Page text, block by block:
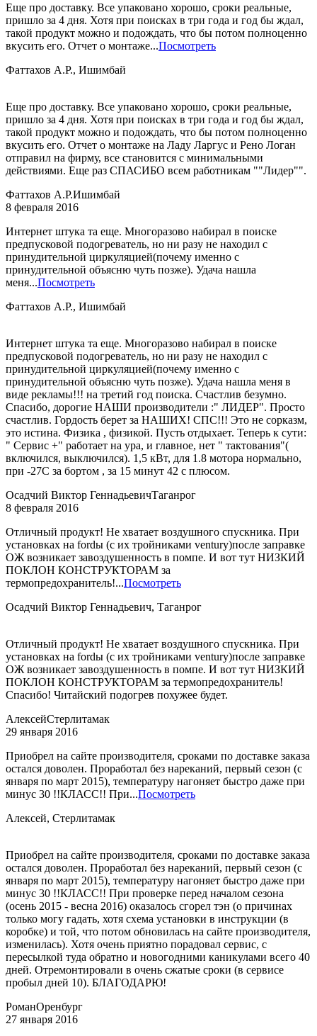
Еще про доставку. Все упаковано хорошо, сроки реальные,
пришло за 4 дня. Хотя при поисках в три года и год бы ждал,
такой продукт можно и подождать, что бы потом полноценно
вкусить его. Отчет о монтаже...Посмотреть
Фаттахов А.Р., Ишимбай
Еще про доставку. Все упаковано хорошо, сроки реальные,
пришло за 4 дня. Хотя при поисках в три года и год бы ждал,
такой продукт можно и подождать, что бы потом полноценно
вкусить его. Отчет о монтаже на Ладу Ларгус и Рено Логан
отправил на фирму, все становится с минимальными
действиями. Еще раз СПАСИБО всем работникам ""Лидер"".
Фаттахов А.Р.Ишимбай
8 февраля 2016
Интернет штука та еще. Многоразово набирал в поиске
предпусковой подогреватель, но ни разу не находил с
принудительной циркуляцией(почему именно с
принудительной объясню чуть позже). Удача нашла
меня...Посмотреть
Фаттахов А.Р., Ишимбай
Интернет штука та еще. Многоразово набирал в поиске
предпусковой подогреватель, но ни разу не находил с
принудительной циркуляцией(почему именно с
принудительной объясню чуть позже). Удача нашла меня в
виде рекламы!!! на третий год поиска. Счастлив безумно.
Спасибо, дорогие НАШИ производители :" ЛИДЕР". Просто
счастлив. Гордость берет за НАШИХ! СПС!!! Это не сорказм,
это истина. Физика , физикой. Пусть отдыхает. Теперь к сути:
" Сервис +" работает на ура, и главное, нет " тактования"(
включился, выключился). 1,5 кВт, для 1.8 мотора нормально,
при -27С за бортом , за 15 минут 42 с плюсом.
Осадчий Виктор ГеннадьевичТаганрог
8 февраля 2016
Отличный продукт! Не хватает воздушного спускника. При
установках на fordы (с их тройниками ventury)после заправке
ОЖ возникает завоздушенность в помпе. И вот тут НИЗКИЙ
ПОКЛОН КОНСТРУКТОРАМ за
термопредохранитель!...Посмотреть
Осадчий Виктор Геннадьевич, Таганрог
Отличный продукт! Не хватает воздушного спускника. При
установках на fordы (с их тройниками ventury)после заправке
ОЖ возникает завоздушенность в помпе. И вот тут НИЗКИЙ
ПОКЛОН КОНСТРУКТОРАМ за термопредохранитель!
Спасибо! Читайский подогрев похужее будет.
АлексейСтерлитамак
29 января 2016
Приобрел на сайте производителя, сроками по доставке заказа
остался доволен. Проработал без нареканий, первый сезон (с
января по март 2015), температуру нагоняет быстро даже при
минус 30 !!КЛАСС!! При...Посмотреть
Алексей, Стерлитамак
Приобрел на сайте производителя, сроками по доставке заказа
остался доволен. Проработал без нареканий, первый сезон (с
января по март 2015), температуру нагоняет быстро даже при
минус 30 !!КЛАСС!! При проверке перед началом сезона
(осень 2015 - весна 2016) оказалось сгорел тэн (о причинах
только могу гадать, хотя схема установки в инструкции (в
коробке) и той, что потом обновилась на сайте производителя,
изменилась). Хотя очень приятно порадовал сервис, с
пересылкой туда обратно и новогодними каникулами всего 40
дней. Отремонтировали в очень сжатые сроки (в сервисе
пробыл дней 10). БЛАГОДАРЮ!
РоманОренбург
27 января 2016